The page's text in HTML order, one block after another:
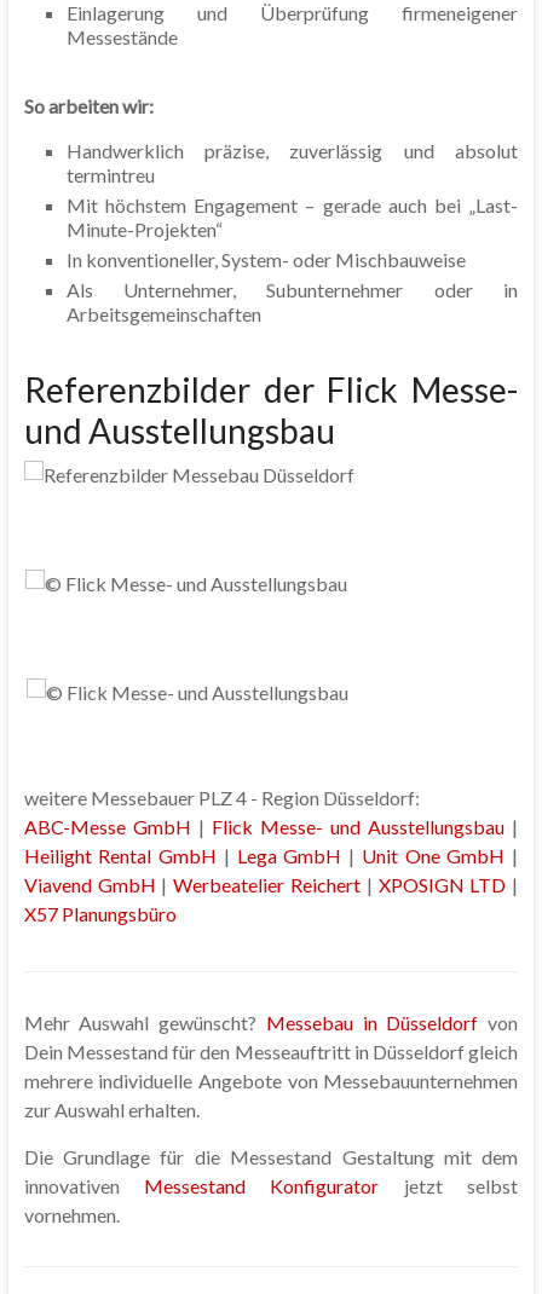
Einlagerung und Überprüfung firmeneigener
Messestände
So arbeiten wir:
Handwerklich präzise, zuverlässig und absolut
termintreu
Mit höchstem Engagement – gerade auch bei „Last-
Minute-Projekten“
In konventioneller, System- oder Mischbauweise
Als Unternehmer, Subunternehmer oder in
Arbeitsgemeinschaften
Referenzbilder der Flick Messe-
und Ausstellungsbau
weitere Messebauer PLZ 4 - Region Düsseldorf:
ABC-Messe GmbH | Flick Messe- und Ausstellungsbau |
Heilight Rental GmbH | Lega GmbH | Unit One GmbH |
Viavend GmbH |Werbeatelier Reichert | XPOSIGN LTD |
X57 Planungsbüro
Mehr Auswahl gewünscht? Messebau in Düsseldorf von
Dein Messestand für den Messeauftritt in Düsseldorf gleich
mehrere individuelle Angebote von Messebauunternehmen
zur Auswahl erhalten.
Die Grundlage für die Messestand Gestaltung mit dem
innovativen Messestand Konfigurator jetzt selbst
vornehmen.